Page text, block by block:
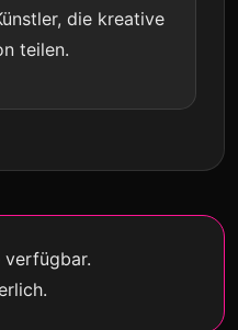
die kreative
teilen.
verfügbar.